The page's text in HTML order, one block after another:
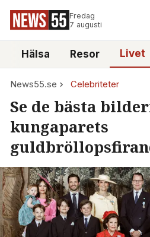
Fredag
7 augusti
Hälsa Resor Livet
News55.se Celebriteter
Se de bästa
kungaparets